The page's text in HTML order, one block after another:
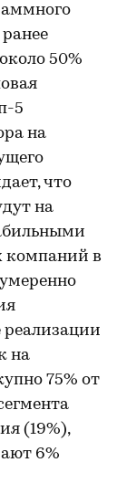
50%
5
на
что
на
компаний в
реализации
на
75% от
(19%),
6%